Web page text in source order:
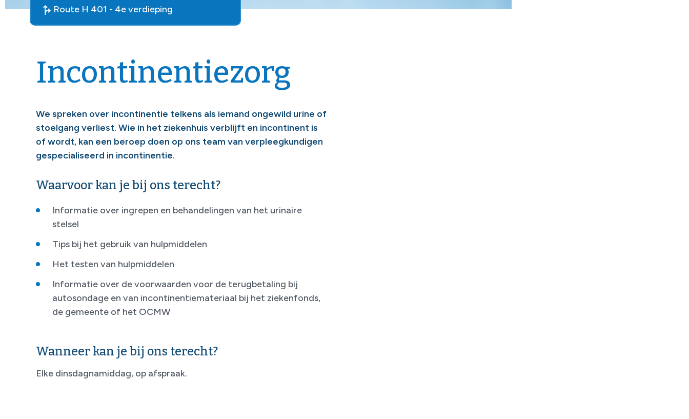
Route H 401 - 4e verdieping
Incontinentiezorg
We spreken over incontinentie telkens als iemand ongewild urine of
stoelgang verliest. Wie in het ziekenhuis verblijft en incontinent is
of wordt, kan een beroep doen op ons team van verpleegkundigen
gespecialiseerd in incontinentie.
Waarvoor kan je bij ons terecht?
Informatie over ingrepen en behandelingen van het urinaire
stelsel
Tips bij het gebruik van hulpmiddelen
Het testen van hulpmiddelen
Informatie over de voorwaarden voor de terugbetaling bij
autosondage en van incontinentiemateriaal bij het ziekenfonds,
de gemeente of het OCMW
Wanneer kan je bij ons terecht?
Elke dinsdagnamiddag, op afspraak.